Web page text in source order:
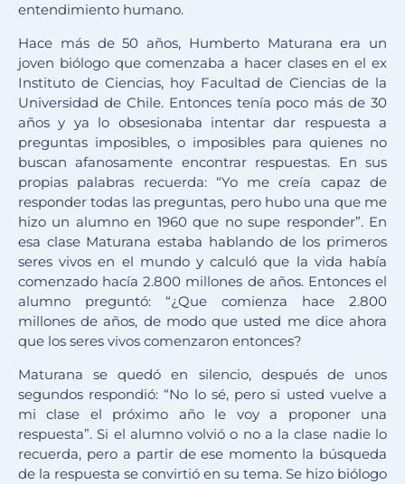
entendimiento humano.
Hace más de 50 años, Humberto Maturana era un
joven biólogo que comenzaba a hacer clases en el ex
Instituto de Ciencias, hoy Facultad de Ciencias de la
Universidad de Chile. Entonces tenía poco más de 30
años y ya lo obsesionaba intentar dar respuesta a
preguntas imposibles, o imposibles para quienes no
buscan afanosamente encontrar respuestas. En sus
propias palabras recuerda: “Yo me creía capaz de
responder todas las preguntas, pero hubo una que me
hizo un alumno en 1960 que no supe responder”. En
esa clase Maturana estaba hablando de los primeros
seres vivos en el mundo y calculó que la vida había
comenzado hacía 2.800 millones de años. Entonces el
alumno preguntó: “¿Que comienza hace 2.800
millones de años, de modo que usted me dice ahora
que los seres vivos comenzaron entonces?
Maturana se quedó en silencio, después de unos
segundos respondió: “No lo sé, pero si usted vuelve a
mi clase el próximo año le voy a proponer una
respuesta”. Si el alumno volvió o no a la clase nadie lo
recuerda, pero a partir de ese momento la búsqueda
de la respuesta se convirtió en su tema. Se hizo biólogo